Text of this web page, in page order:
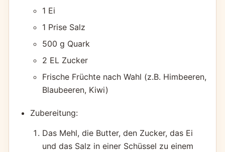
1 Ei
1 Prise Salz
500 g Quark
2 EL Zucker
Frische Früchte nach Wahl (z.B. Himbeeren,
Blaubeeren, Kiwi)
Zubereitung:
Das Mehl, die Butter, den Zucker, das Ei
und das Salz in einer Schüssel zu einem